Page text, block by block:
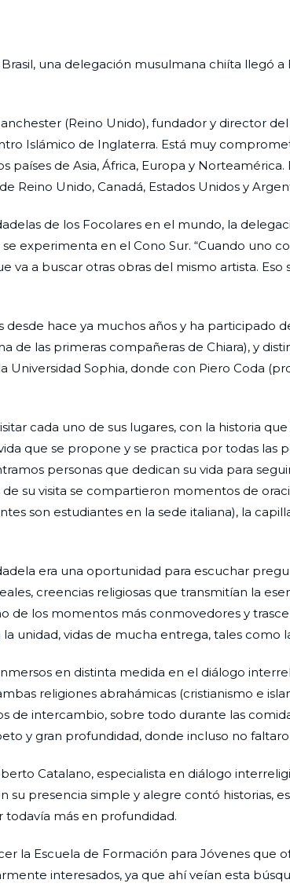
una delegación musulmana chiíta llegó
(Reino Unido), fundador y director
Islámico de Inglaterra. Está muy
países de Asia, África, Europa y
Reino Unido, Canadá, Estados Unidos y
de los Focolares en el mundo, la
experimenta en el Cono Sur. “Cuando uno
a buscar otras obras del mismo artista. Eso
hace ya muchos años y ha participado
de las primeras compañeras de Chiara), y
Universidad Sophia, donde con Piero Coda
cada uno de sus lugares, con la historia
que se propone y se practica por todas las
personas que dedican su vida para
su visita se compartieron momentos de
son estudiantes en la sede italiana), la
era una oportunidad para escuchar
creencias religiosas que transmitían la
de los momentos más conmovedores y
unidad, vidas de mucha entrega, tales como
en distinta medida en el diálogo
religiones abrahámicas (cristianismo e
de intercambio, sobre todo durante las
y gran profundidad, donde incluso no
Catalano, especialista en diálogo
su presencia simple y alegre contó historias,
todavía más en profundidad.
la Escuela de Formación para Jóvenes que
interesados, ya que ahí veían esta